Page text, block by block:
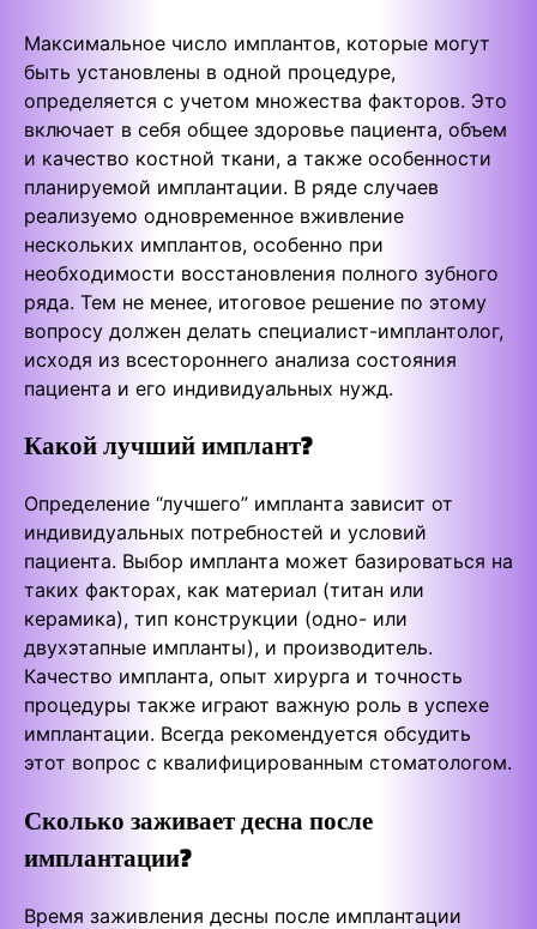
Максимальное число имплантов, которые могут
быть установлены в одной процедуре,
определяется с учетом множества факторов. Это
включает в себя общее здоровье пациента, объем
и качество костной ткани, а также особенности
планируемой имплантации. В ряде случаев
реализуемо одновременное вживление
нескольких имплантов, особенно при
необходимости восстановления полного зубного
ряда. Тем не менее, итоговое решение по этому
вопросу должен делать специалист-имплантолог,
исходя из всестороннего анализа состояния
пациента и его индивидуальных нужд.
Какой лучший имплант?
Определение “лучшего” импланта зависит от
индивидуальных потребностей и условий
пациента. Выбор импланта может базироваться на
таких факторах, как материал (титан или
керамика), тип конструкции (одно- или
двухэтапные импланты), и производитель.
Качество импланта, опыт хирурга и точность
процедуры также играют важную роль в успехе
имплантации. Всегда рекомендуется обсудить
этот вопрос с квалифицированным стоматологом.
Сколько заживает десна после
имплантации?
Время заживления десны после имплантации